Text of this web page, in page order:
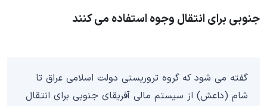
جنوبی برای انتقال وجوه استفاده می‌ کنند
گفته می شود که گروه تروریستی دولت اسلامی عراق تا
شام (داعش) از سیستم مالی آفریقای جنوبی برای انتقال